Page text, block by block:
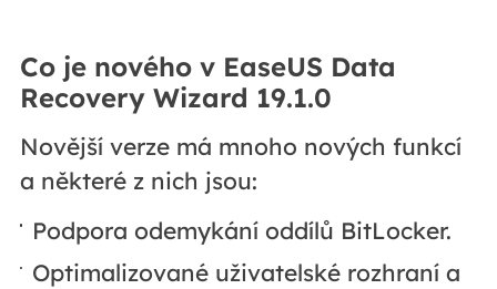
Co je nového v EaseUS Data
Recovery Wizard 19.1.0
Novější verze má mnoho nových funkcí
a některé z nich jsou:
Podpora odemykání oddílů BitLocker.
Optimalizované uživatelské rozhraní a